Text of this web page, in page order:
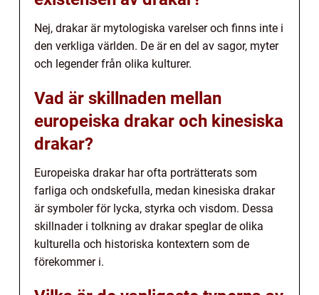
Nej, drakar är mytologiska varelser och finns inte i
den verkliga världen. De är en del av sagor, myter
och legender från olika kulturer.
Vad är skillnaden mellan
europeiska drakar och kinesiska
drakar?
Europeiska drakar har ofta porträtterats som
farliga och ondskefulla, medan kinesiska drakar
är symboler för lycka, styrka och visdom. Dessa
skillnader i tolkning av drakar speglar de olika
kulturella och historiska kontextern som de
förekommer i.